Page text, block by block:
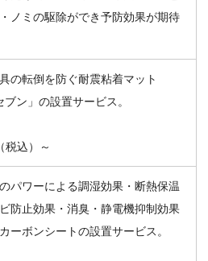
ノミの駆除ができ予防効果が期待
の転倒を防ぐ耐震粘着マット
ブン」の設置サービス。
税込）～
パワーによる調湿効果・断熱保温
防止効果・消臭・静電機抑制効果
ーボンシートの設置サービス。